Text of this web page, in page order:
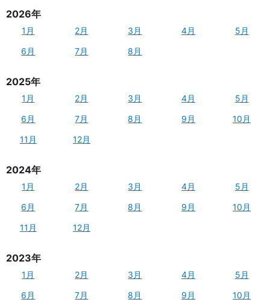
2026年
1月 2月 3月 4月
5月
6月
7月 8月
2025年
1月 2月 3月 4月
5月
6月
7月 8月 9月
10月
11月
12月
2024年
1月 2月 3月 4月
5月
6月
7月 8月 9月
10月
11月
12月
2023年
1月 2月 3月 4月
5月
6月
7月 8月 9月
10月